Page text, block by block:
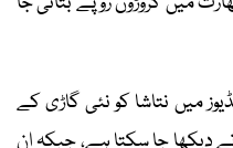
میں نتاشا کو نئی گاڑی کے
دیکھا جا سکتا ہے، جبکہ ان